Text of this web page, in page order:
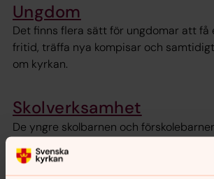
Ungdom
Det finns flera sätt för ungdomar att få
fritid, träffa nya kompisar och
om kyrkan.
Skolverksamhet
De yngre skolbarnen och
att uppleva kyrkan och ta del av dess
sätt, som exempelvis genom julspel